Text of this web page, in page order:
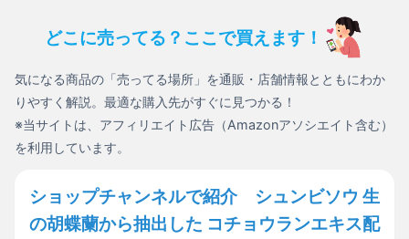
どこに売ってる？ここで買えます！
気になる商品の「売ってる場所」を通販・店舗情報とともにわか
りやすく解説。最適な購入先がすぐに見つかる！
※当サイトは、アフィリエイト広告（Amazonアソシエイト含む）
を利用しています。
ショップチャンネルで紹介 シュンビソウ 生
の胡蝶蘭から抽出した コチョウランエキス配